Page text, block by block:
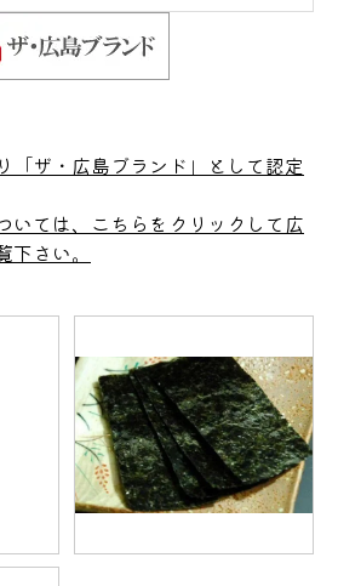
「ザ・広島ブランド」として認定
いては、こちらをクリックして広
さい。